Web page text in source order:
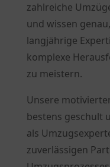
zahlreiche
und wissen
langjährige
komplexe
zu meistern.
Unsere
bestens geschult
als
zuverlässigen